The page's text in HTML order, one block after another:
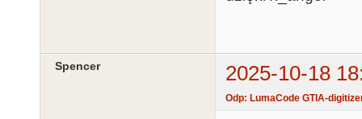
Spencer 2025-10-18
Odp: LumaCode GTIA-